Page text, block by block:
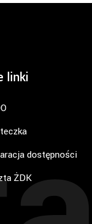
linki
dostępności
ŻDK